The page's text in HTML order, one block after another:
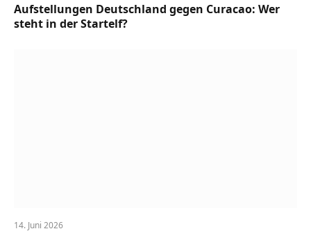
Aufstellungen Deutschland gegen Curacao: Wer
steht in der Startelf?
14. Juni 2026